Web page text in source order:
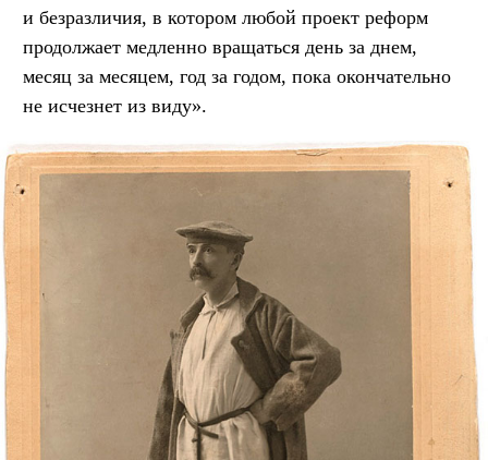
и безразличия, в котором любой проект реформ
продолжает медленно вращаться день за днем,
месяц за месяцем, год за годом, пока окончательно
не исчезнет из виду».